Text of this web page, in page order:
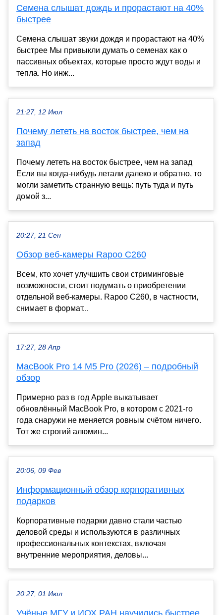
Семена слышат дождь и прорастают на 40%
быстрее
Семена слышат звуки дождя и прорастают на 40%
быстрее Мы привыкли думать о семенах как о
пассивных объектах, которые просто ждут воды и
тепла. Но инж...
21:27, 12 Июл
Почему лететь на восток быстрее, чем на
запад
Почему лететь на восток быстрее, чем на запад
Если вы когда-нибудь летали далеко и обратно, то
могли заметить странную вещь: путь туда и путь
домой з...
20:27, 21 Сен
Обзор веб-камеры Rapoo C260
Всем, кто хочет улучшить свои стриминговые
возможности, стоит подумать о приобретении
отдельной веб-камеры. Rapoo C260, в частности,
снимает в формат...
17:27, 28 Апр
MacBook Pro 14 M5 Pro (2026) – подробный
обзор
Примерно раз в год Apple выкатывает
обновлённый MacBook Pro, в котором с 2021-го
года снаружи не меняется ровным счётом ничего.
Тот же строгий алюмин...
20:06, 09 Фев
Информационный обзор корпоративных
подарков
Корпоративные подарки давно стали частью
деловой среды и используются в различных
профессиональных контекстах, включая
внутренние мероприятия, деловы...
20:27, 01 Июл
Учёные МГУ и ИОХ РАН научились быстрее